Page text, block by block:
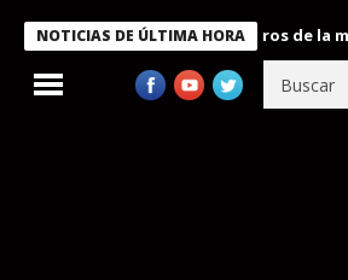
NOTICIAS DE ÚLTIMA HORA
Bukele condecora a miembros de la